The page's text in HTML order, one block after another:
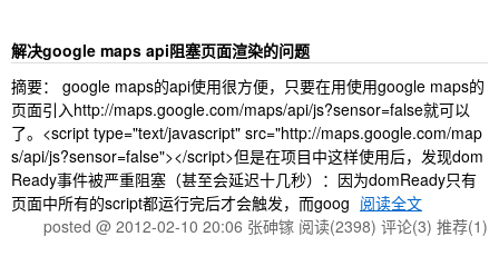
解决google maps api阻塞页面渲染的问题
摘要： google maps的api使用很方便，只要在用使用google maps的
页面引入http://maps.google.com/maps/api/js?sensor=false就可以
了。<script type="text/javascript" src="http://maps.google.com/map
s/api/js?sensor=false"></script>但是在项目中这样使用后，发现dom
Ready事件被严重阻塞（甚至会延迟十几秒）：因为domReady只有
页面中所有的script都运行完后才会触发，而goog 阅读全文
posted @ 2012-02-10 20:06 张砷镓 阅读(2398) 评论(3) 推荐(1)